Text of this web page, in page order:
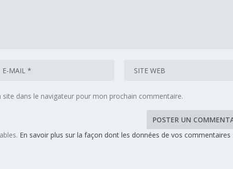
dans le navigateur pour mon prochain commentaire.
En savoir plus sur la façon dont les données de vos commentaires